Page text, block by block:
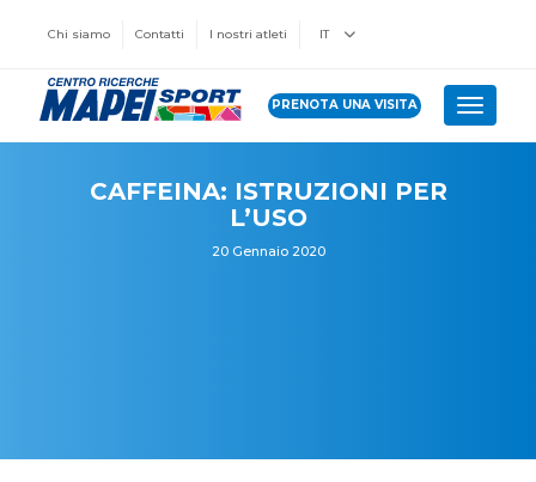
Chi siamo Contatti I nostri atleti IT
PRENOTA UNA VISITA Toggle
CAFFEINA: ISTRUZIONI PER
L’USO
20 Gennaio 2020